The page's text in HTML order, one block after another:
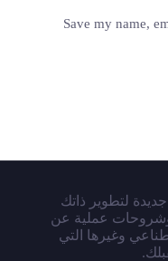
Save my name,
لتطوير ذاتك
وشروحات عملية عن
وغيرها التي